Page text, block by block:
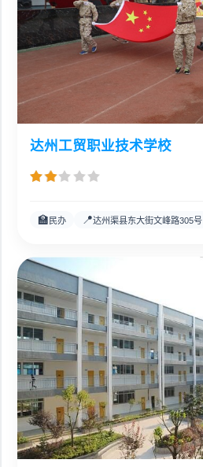
达州工贸职业技术学校
🏫 民办 📍达州渠县东大街文峰路305号